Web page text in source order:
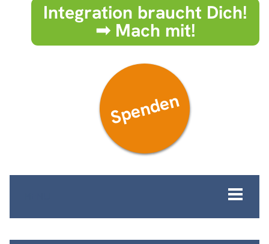
Integration braucht Dich!
➟ Mach mit!
Spenden